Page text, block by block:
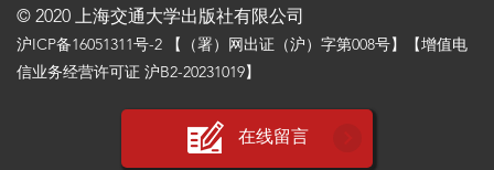
© 2020 上海交通大学出版社有限公司
沪ICP备16051311号-2 【（署）网出证（沪）字第008号】【增值电
信业务经营许可证 沪B2-20231019】
在线留言